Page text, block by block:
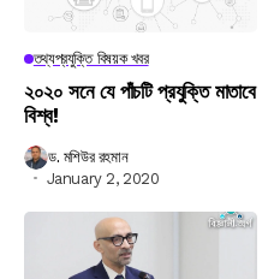
তথ্যপ্রযুক্তি বিষয়ক খবর
২০২০ সনে যে পাঁচটি প্রযুক্তি মাতাবে
বিশ্ব!
ড. মশিউর রহমান
January 2, 2020